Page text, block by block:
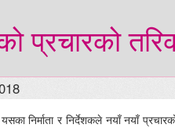
प्रचारको
निर्माता र निर्देशकले नयाँ नयाँ